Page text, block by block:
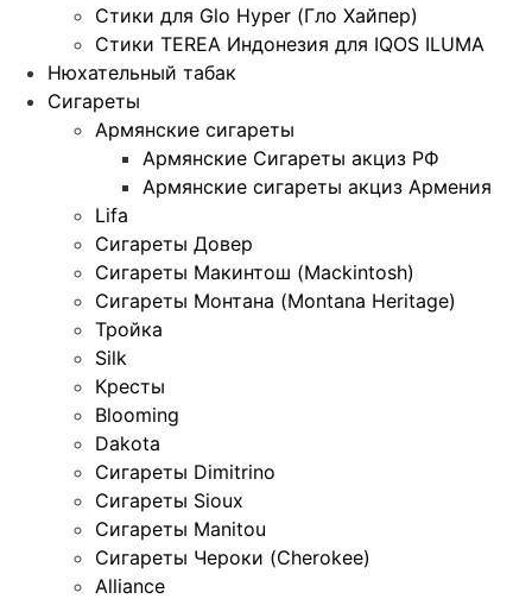
Стики для Glo Hyper (Гло Хайпер)
Стики TEREA Индонезия для IQOS ILUMA
Нюхательный табак
Сигареты
Армянские сигареты
Армянские Сигареты акциз РФ
Армянские сигареты акциз Армения
Lifa
Сигареты Довер
Сигареты Макинтош (Mackintosh)
Сигареты Монтана (Montana Heritage)
Тройка
Silk
Кресты
Blooming
Dakota
Сигареты Dimitrino
Сигареты Sioux
Сигареты Manitou
Сигареты Чероки (Cherokee)
Alliance